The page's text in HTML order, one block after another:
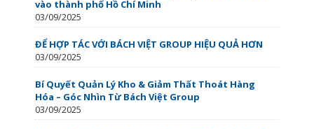
vào thành phố Hồ Chí Minh
03/09/2025
ĐỂ HỢP TÁC VỚI BÁCH VIỆT GROUP HIỆU QUẢ HƠN
03/09/2025
Bí Quyết Quản Lý Kho & Giảm Thất Thoát Hàng
Hóa – Góc Nhìn Từ Bách Việt Group
03/09/2025